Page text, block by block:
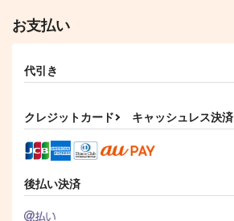
お支払い
代引き
クレジットカード キャッシュレス決済
後払い決済